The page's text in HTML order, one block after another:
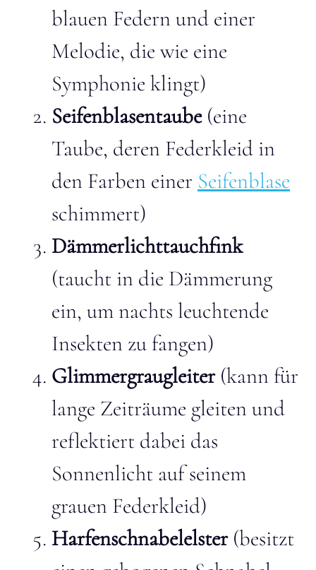
blauen Federn und einer
Melodie, die wie eine
Symphonie klingt)
Seifenblasentaube(eine
Taube, deren Federkleid in
den Farben einer Seifenblase
schimmert)
Dämmerlichttauchfink
(taucht in die Dämmerung
ein, um nachts leuchtende
Insekten zu fangen)
Glimmergraugleiter(kann für
lange Zeiträume gleiten und
reflektiert dabei das
Sonnenlicht auf seinem
grauen Federkleid)
Harfenschnabelelster(besitzt